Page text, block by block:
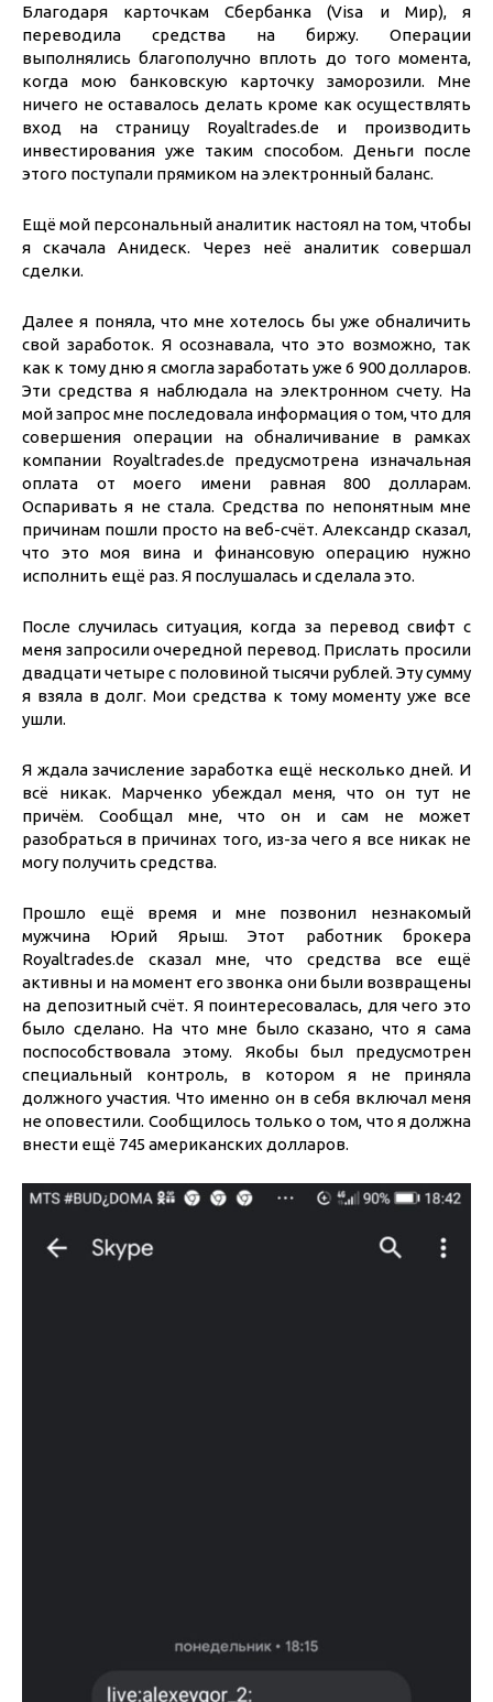
Благодаря карточкам Сбербанка (Visa и Мир), я
переводила средства на биржу. Операции
выполнялись благополучно вплоть до того момента,
когда мою банковскую карточку заморозили. Мне
ничего не оставалось делать кроме как осуществлять
вход на страницу Royaltrades.de и производить
инвестирования уже таким способом. Деньги после
этого поступали прямиком на электронный баланс.
Ещё мой персональный аналитик настоял на том, чтобы
я скачала Анидеск. Через неё аналитик совершал
сделки.
Далее я поняла, что мне хотелось бы уже обналичить
свой заработок. Я осознавала, что это возможно, так
как к тому дню я смогла заработать уже 6 900 долларов.
Эти средства я наблюдала на электронном счету. На
мой запрос мне последовала информация о том, что для
совершения операции на обналичивание в рамках
компании Royaltrades.de предусмотрена изначальная
оплата от моего имени равная 800 долларам.
Оспаривать я не стала. Средства по непонятным мне
причинам пошли просто на веб-счёт. Александр сказал,
что это моя вина и финансовую операцию нужно
исполнить ещё раз. Я послушалась и сделала это.
После случилась ситуация, когда за перевод свифт с
меня запросили очередной перевод. Прислать просили
двадцати четыре с половиной тысячи рублей. Эту сумму
я взяла в долг. Мои средства к тому моменту уже все
ушли.
Я ждала зачисление заработка ещё несколько дней. И
всё никак. Марченко убеждал меня, что он тут не
причём. Сообщал мне, что он и сам не может
разобраться в причинах того, из-за чего я все никак не
могу получить средства.
Прошло ещё время и мне позвонил незнакомый
мужчина Юрий Ярыш. Этот работник брокера
Royaltrades.de сказал мне, что средства все ещё
активны и на момент его звонка они были возвращены
на депозитный счёт. Я поинтересовалась, для чего это
было сделано. На что мне было сказано, что я сама
поспособствовала этому. Якобы был предусмотрен
специальный контроль, в котором я не приняла
должного участия. Что именно он в себя включал меня
не оповестили. Сообщилось только о том, что я должна
внести ещё 745 американских долларов.